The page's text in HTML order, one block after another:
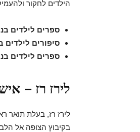
הילדים לחקור
ספרים לילדים בני
סיפורים לילדים
ספרים לילדים בני
לירז רז –
לירז רז, בעלת תואר
בקיבוץ הצופה אל